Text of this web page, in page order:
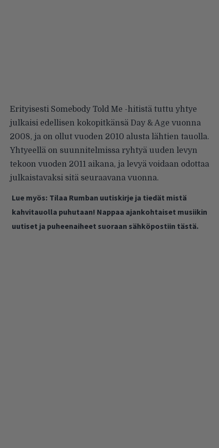
Erityisesti Somebody Told Me -hitistä tuttu yhtye
julkaisi edellisen kokopitkänsä Day & Age vuonna
2008, ja on ollut vuoden 2010 alusta lähtien tauolla.
Yhtyeellä on suunnitelmissa ryhtyä uuden levyn
tekoon vuoden 2011 aikana, ja levyä voidaan odottaa
julkaistavaksi sitä seuraavana vuonna.
Lue myös: Tilaa Rumban uutiskirje ja tiedät mistä
kahvitauolla puhutaan! Nappaa ajankohtaiset musiikin
uutiset ja puheenaiheet suoraan sähköpostiin tästä.